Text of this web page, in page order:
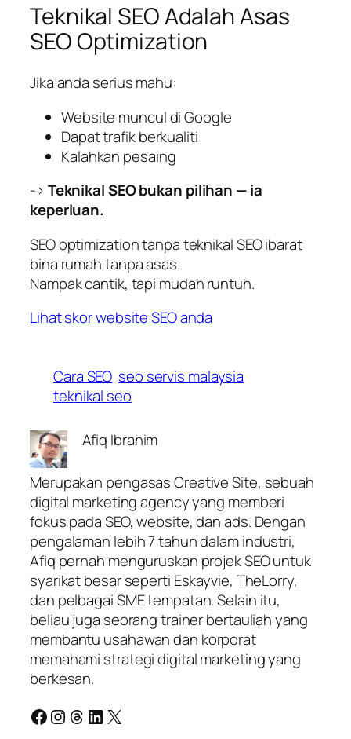
Teknikal SEO Adalah Asas
SEO Optimization
Jika anda serius mahu:
Website muncul di Google
Dapat trafik berkualiti
Kalahkan pesaing
-> Teknikal SEO bukan pilihan — ia
keperluan.
SEO optimization tanpa teknikal SEO ibarat
bina rumah tanpa asas.
Nampak cantik, tapi mudah runtuh.
Lihat skor website SEO anda
Cara SEO seo servis malaysia
teknikal seo
Afiq Ibrahim
Merupakan pengasas Creative Site, sebuah
digital marketing agency yang memberi
fokus pada SEO, website, dan ads. Dengan
pengalaman lebih 7 tahun dalam industri,
Afiq pernah menguruskan projek SEO untuk
syarikat besar seperti Eskayvie, TheLorry,
dan pelbagai SME tempatan. Selain itu,
beliau juga seorang trainer bertauliah yang
membantu usahawan dan korporat
memahami strategi digital marketing yang
berkesan.
Facebook
Instagram
Threads
LinkedIn
X